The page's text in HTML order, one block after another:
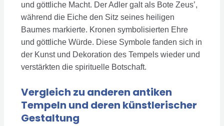
und göttliche Macht. Der Adler galt als Bote Zeus’,
während die Eiche den Sitz seines heiligen
Baumes markierte. Kronen symbolisierten Ehre
und göttliche Würde. Diese Symbole fanden sich in
der Kunst und Dekoration des Tempels wieder und
verstärkten die spirituelle Botschaft.
Vergleich zu anderen antiken
Tempeln und deren künstlerischer
Gestaltung